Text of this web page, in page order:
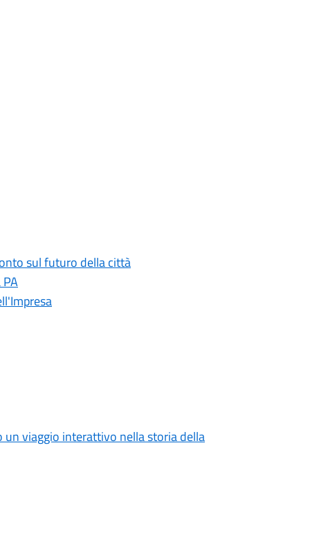
sul futuro della città
un viaggio interattivo nella storia della